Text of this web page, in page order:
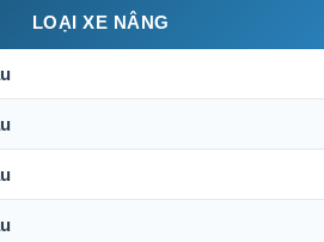
LOẠI XE NÂNG